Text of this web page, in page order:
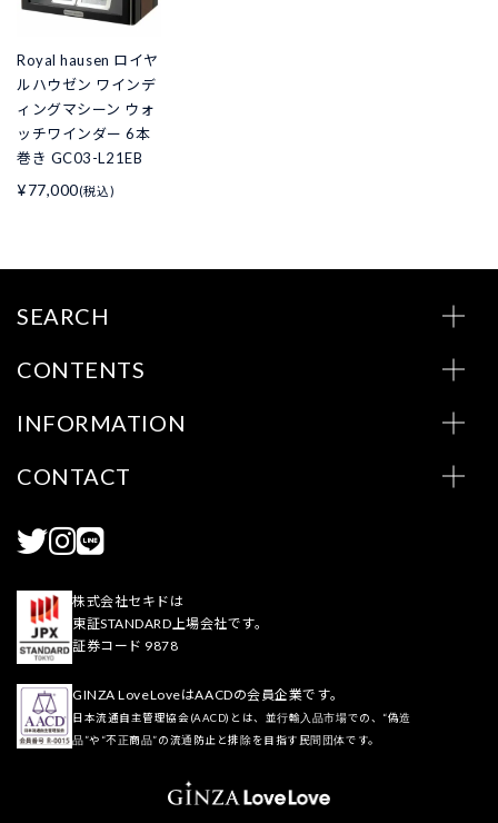
Royal hausen ロイヤ
ルハウゼン ワインデ
ィングマシーン ウォ
ッチワインダー 6本
巻き GC03-L21EB
¥77,000(税込)
SEARCH
CONTENTS
INFORMATION
CONTACT
株式会社セキドは
東証STANDARD上場会社です。
証券コード 9878
GINZA LoveLoveはAACDの会員企業です。
日本流通自主管理協会(AACD)とは、並行輸入品市場での、“偽造
品”や“不正商品”の流通防止と排除を目指す民間団体です。